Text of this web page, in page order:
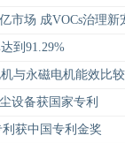
市场 成VOCs治理新
到91.29%
与永磁电机能效比
设备获国家专利
获中国专利金奖